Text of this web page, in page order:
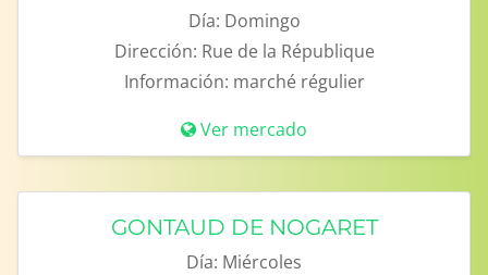
Día: Domingo
Dirección: Rue de la République
Información: marché régulier
Ver mercado
GONTAUD DE NOGARET
Día: Miércoles